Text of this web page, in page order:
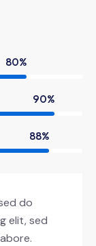
80%
90%
88%
do
elit, sed